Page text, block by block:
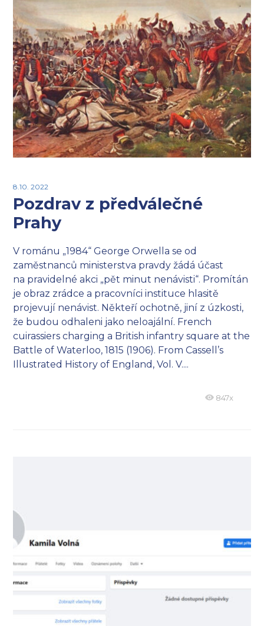
8.10. 2022
Pozdrav z předválečné
Prahy
V románu „1984“ George Orwella se od
zaměstnanců ministerstva pravdy žádá účast
na pravidelné akci „pět minut nenávisti“. Promítán
je obraz zrádce a pracovníci instituce hlasitě
projevují nenávist. Někteří ochotně, jiní z úzkosti,
že budou odhaleni jako neloajální. French
cuirassiers charging a British infantry square at the
Battle of Waterloo, 1815 (1906). From Cassell’s
Illustrated History of England, Vol. V....
847x